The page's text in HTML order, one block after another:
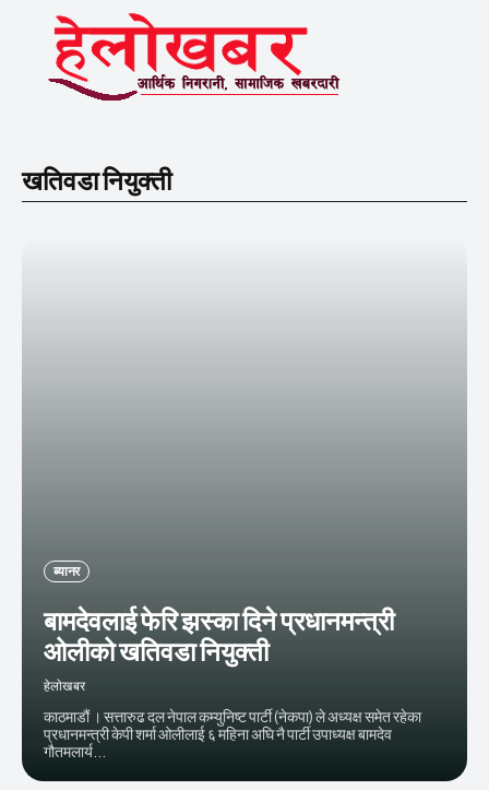
खतिवडा नियुक्ती
ब्यानर
बामदेवलाई फेरि झस्का दिने प्रधानमन्त्री
ओलीको खतिवडा नियुक्ती
हेलाेखबर
काठमाडौं । सत्तारुढ दल नेपाल कम्युनिष्ट पार्टी (नेकपा) ले अध्यक्ष समेत रहेका
प्रधानमन्त्री केपी शर्मा ओलीलाई ६ महिना अघि नै पार्टी उपाध्यक्ष बामदेव
गौतमलार्य...